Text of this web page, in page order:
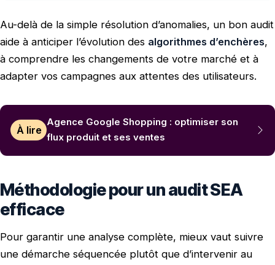
Au-delà de la simple résolution d’anomalies, un bon audit
aide à anticiper l’évolution des algorithmes d’enchères,
à comprendre les changements de votre marché et à
adapter vos campagnes aux attentes des utilisateurs.
À lire
Agence Google Shopping : optimiser son
flux produit et ses ventes
Méthodologie pour un audit SEA
efficace
Pour garantir une analyse complète, mieux vaut suivre
une démarche séquencée plutôt que d’intervenir au